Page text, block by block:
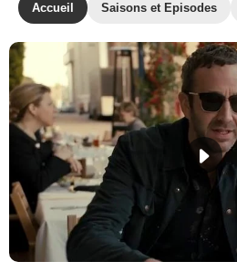
Accueil Saisons et Episodes